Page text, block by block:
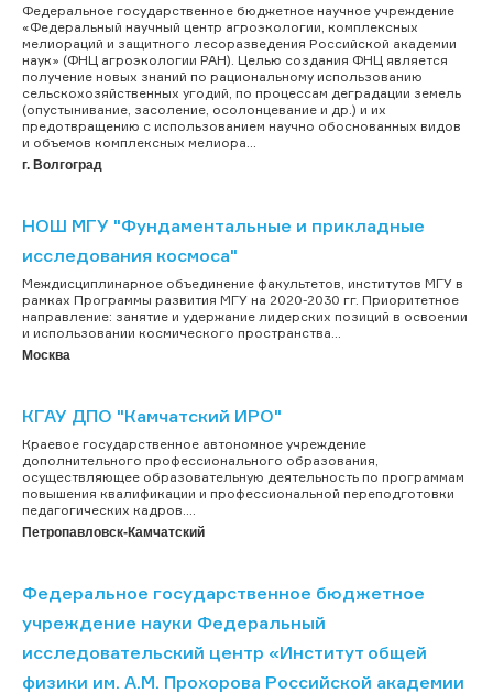
Федеральное государственное бюджетное научное учреждение
«Федеральный научный центр агроэкологии, комплексных
мелиораций и защитного лесоразведения Российской академии
наук» (ФНЦ агроэкологии РАН). Целью создания ФНЦ является
получение новых знаний по рациональному использованию
сельскохозяйственных угодий, по процессам деградации земель
(опустынивание, засоление, осолонцевание и др.) и их
предотвращению с использованием научно обоснованных видов
и объемов комплексных мелиора...
г. Волгоград
НОШ МГУ "Фундаментальные и прикладные
исследования космоса"
Междисциплинарное объединение факультетов, институтов МГУ в
рамках Программы развития МГУ на 2020-2030 гг. Приоритетное
направление: занятие и удержание лидерских позиций в освоении
и использовании космического пространства...
Москва
КГАУ ДПО "Камчатский ИРО"
Краевое государственное автономное учреждение
дополнительного профессионального образования,
осуществляющее образовательную деятельность по программам
повышения квалификации и профессиональной переподготовки
педагогических кадров....
Петропавловск-Камчатский
Федеральное государственное бюджетное
учреждение науки Федеральный
исследовательский центр «Институт общей
физики им. А.М. Прохорова Российской академии